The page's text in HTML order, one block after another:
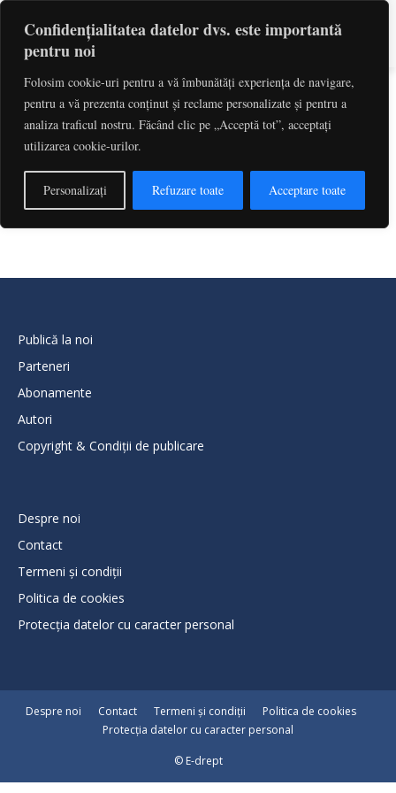
Confidențialitatea datelor dvs. este importantă
pentru noi
Folosim cookie-uri pentru a vă îmbunătăți experiența de navigare,
pentru a vă prezenta conținut și reclame personalizate și pentru a
analiza traficul nostru. Făcând clic pe „Acceptă tot”, acceptați
utilizarea cookie-urilor.
Personalizați Refuzare toate Acceptare toate
Codul Penal
achiziționați
Abonament Coduri Solomon
Publică la noi
Parteneri
Abonamente
Autori
Copyright & Condiții de publicare
Despre noi
Contact
Termeni și condiții
Politica de cookies
Protecţia datelor cu caracter personal
Despre noi Contact Termeni și condiții
Politica de cookies
Protecţia datelor cu caracter personal
© E-drept